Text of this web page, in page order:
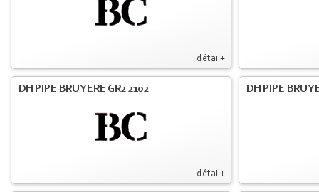
détail+
détail+
DH PIPE BRUYERE GR2 2102 DH PIPE